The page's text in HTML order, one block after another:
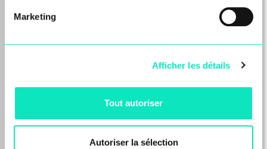
Marketing
Afficher les détails
Tout autoriser
Autoriser la sélection